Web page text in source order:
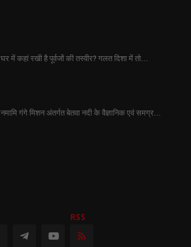
घर में कहां रखी है पूर्वजों की तस्वीर? गलत दिशा में तो...
नमामि गंगे मिशन अंतर्गत बेतवा नदी के वैज्ञानिक एवं समग्र...
RSS